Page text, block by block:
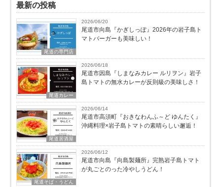
最新の投稿
尾道の専門店
2026/06/20
尾道市向島『かぎしっぽ』2026年の岩子島ト
マトバーガーも美味しい！
尾道カレー
2026/06/18
尾道市因島『しまなみカレー ルリヲン』岩子
島トマトの無水カレーが反則級の美味しさ！
尾道居酒屋
2026/06/14
尾道市高須町『おきなわんふ～ど ゆんたく』
沖縄料理×岩子島トマトの素晴らしい邂逅！
尾道そば・うどん
2026/06/12
尾道市向島『向島製麺所』完熟岩子島トマト
が丸ごとのった冷やしうどん！